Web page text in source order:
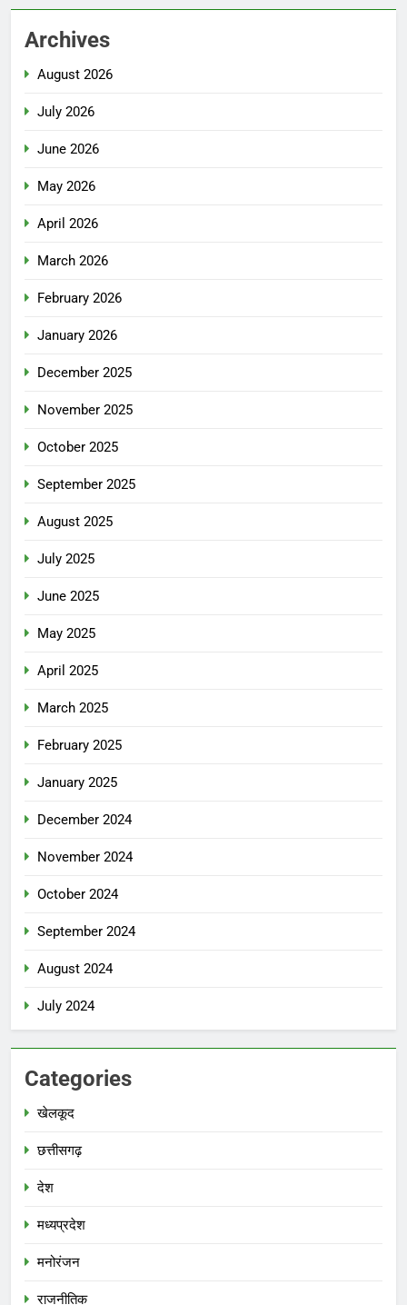
Archives
August 2026
July 2026
June 2026
May 2026
April 2026
March 2026
February 2026
January 2026
December 2025
November 2025
October 2025
September 2025
August 2025
July 2025
June 2025
May 2025
April 2025
March 2025
February 2025
January 2025
December 2024
November 2024
October 2024
September 2024
August 2024
July 2024
Categories
खेलकूद
छत्तीसगढ़
देश
मध्‍यप्रदेश
मनोरंजन
राजनीतिक